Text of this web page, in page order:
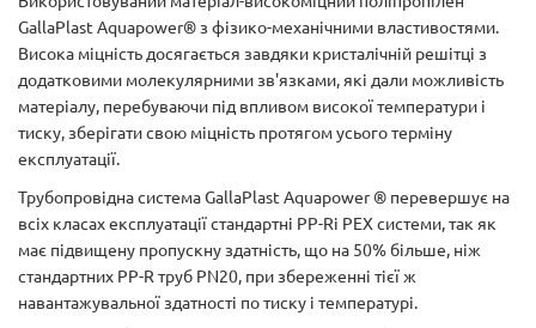
GallaPlast Aquapower® з фізико-механічними властивостями.
Висока міцність досягається завдяки кристалічній решітці з
додатковими молекулярними зв'язками, які дали можливість
матеріалу, перебуваючи під впливом високої температури і
тиску, зберігати свою міцність протягом усього терміну
експлуатації.
Трубопровідна система GallaPlast Aquapower ® перевершує на
всіх класах експлуатації стандартні PP-Rі PEX системи, так як
має підвищену пропускну здатність, що на 50% більше, ніж
стандартних PP-R труб PN20, при збереженні тієї ж
навантажувальної здатності по тиску і температурі.